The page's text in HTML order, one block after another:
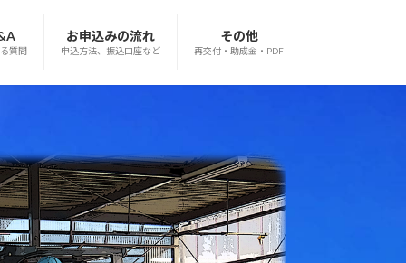
質問
お申込みの流れ
申込方法、振込口座など
その他
再交付・助成金・PDF